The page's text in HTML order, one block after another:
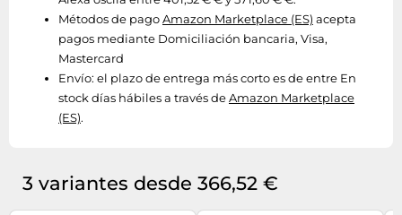
Métodos de pagoAmazon Marketplace (ES) acepta
pagos mediante Domiciliación bancaria, Visa,
Mastercard
Envío: el plazo de entrega más corto es de entre En
stock días hábiles a través deAmazon Marketplace
(ES).
3 variantes desde 366,52 €